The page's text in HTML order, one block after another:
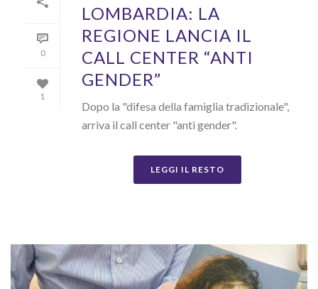
0
1
LOMBARDIA: LA
REGIONE LANCIA IL
CALL CENTER “ANTI
GENDER”
Dopo la "difesa della famiglia tradizionale",
arriva il call center "anti gender".
LEGGI IL RESTO